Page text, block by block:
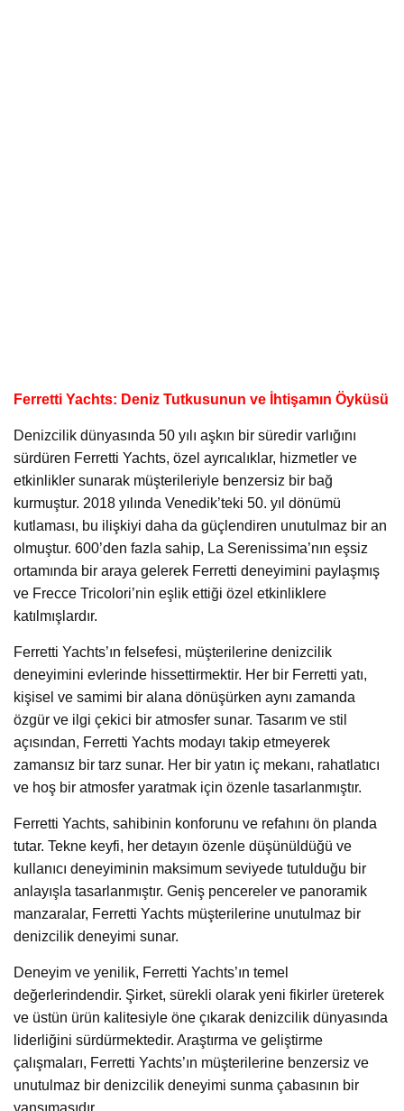
Ferretti Yachts: Deniz Tutkusunun ve İhtişamın Öyküsü
Denizcilik dünyasında 50 yılı aşkın bir süredir varlığını
sürdüren Ferretti Yachts, özel ayrıcalıklar, hizmetler ve
etkinlikler sunarak müşterileriyle benzersiz bir bağ
kurmuştur. 2018 yılında Venedik’teki 50. yıl dönümü
kutlaması, bu ilişkiyi daha da güçlendiren unutulmaz bir an
olmuştur. 600’den fazla sahip, La Serenissima’nın eşsiz
ortamında bir araya gelerek Ferretti deneyimini paylaşmış
ve Frecce Tricolori’nin eşlik ettiği özel etkinliklere
katılmışlardır.
Ferretti Yachts’ın felsefesi, müşterilerine denizcilik
deneyimini evlerinde hissettirmektir. Her bir Ferretti yatı,
kişisel ve samimi bir alana dönüşürken aynı zamanda
özgür ve ilgi çekici bir atmosfer sunar. Tasarım ve stil
açısından, Ferretti Yachts modayı takip etmeyerek
zamansız bir tarz sunar. Her bir yatın iç mekanı, rahatlatıcı
ve hoş bir atmosfer yaratmak için özenle tasarlanmıştır.
Ferretti Yachts, sahibinin konforunu ve refahını ön planda
tutar. Tekne keyfi, her detayın özenle düşünüldüğü ve
kullanıcı deneyiminin maksimum seviyede tutulduğu bir
anlayışla tasarlanmıştır. Geniş pencereler ve panoramik
manzaralar, Ferretti Yachts müşterilerine unutulmaz bir
denizcilik deneyimi sunar.
Deneyim ve yenilik, Ferretti Yachts’ın temel
değerlerindendir. Şirket, sürekli olarak yeni fikirler üreterek
ve üstün ürün kalitesiyle öne çıkarak denizcilik dünyasında
liderliğini sürdürmektedir. Araştırma ve geliştirme
çalışmaları, Ferretti Yachts’ın müşterilerine benzersiz ve
unutulmaz bir denizcilik deneyimi sunma çabasının bir
yansımasıdır.